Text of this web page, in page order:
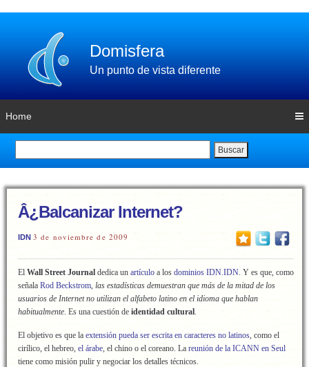
Domisfera
Un punto de vista diferente
Home
Buscar
Â¿Balcanizar Internet?
IDN 3 de noviembre de 2009
El Wall Street Journal dedica un artículo a los dominios IDN.IDN. Y es que, como
señala Rod Beckstrom, las estadísticas demuestran que más de la mitad de los
usuarios de Internet no utilizan el alfabeto latino en el idioma que hablan
habitualmente. Es una cuestión de identidad cultural.
El objetivo es que la extensión pueda ser escrita en caracteres no latinos, como el
cirílico, el hebreo, el árabe, el chino o el coreano. La reunión de la ICANN en Seul
tiene como misión pulir y negociar los detalles técnicos.